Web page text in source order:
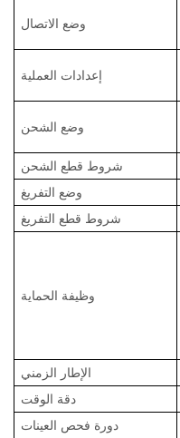
وضع الاتصال
إعدادات العملية
وضع الشحن
شروط قطع الشحن
وضع التفريغ
شروط قطع التفريغ
وظيفة الحماية
الإطار الزمني
دقة الوقت
دورة فحص العينات